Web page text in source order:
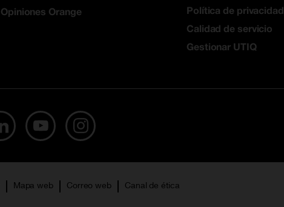
Opiniones Orange
Política de privacidad
Calidad de servicio
Gestionar UTIQ
Mapa web Correo web Canal de ética